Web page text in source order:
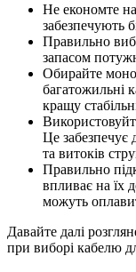
Не економте на
забезпечують
Правильно
запасом
Обирайте
багатожильні
кращу
Це забезпечує
та витоків
Правильно
впливає на їх
можуть
Давайте далі
при виборі кабелю